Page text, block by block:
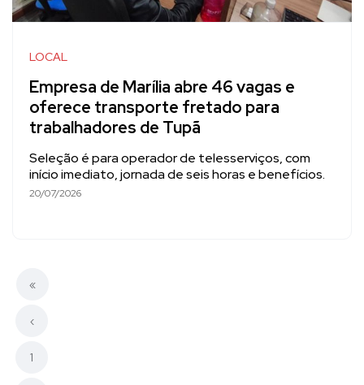
LOCAL
Empresa de Marília abre 46 vagas e
oferece transporte fretado para
trabalhadores de Tupã
Seleção é para operador de telesserviços, com
início imediato, jornada de seis horas e benefícios.
20/07/2026
«
‹
1